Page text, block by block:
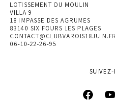
LOTISSEMENT DU MOULIN
VILLA 9
18 IMPASSE DES AGRUMES
83140 SIX FOURS LES PLAGES
CONTACT@CLUBVAROIS18JUIN.FR
06-10-22-26-95
SUIVEZ-